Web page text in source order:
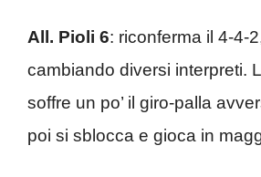
All. Pioli 6: riconferma il 4-4-
cambiando diversi interpreti.
soffre un po’ il giro-palla
poi si sblocca e gioca in